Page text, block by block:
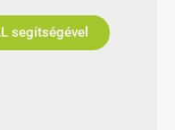
Bankkártyával a PAYPAL segítségével